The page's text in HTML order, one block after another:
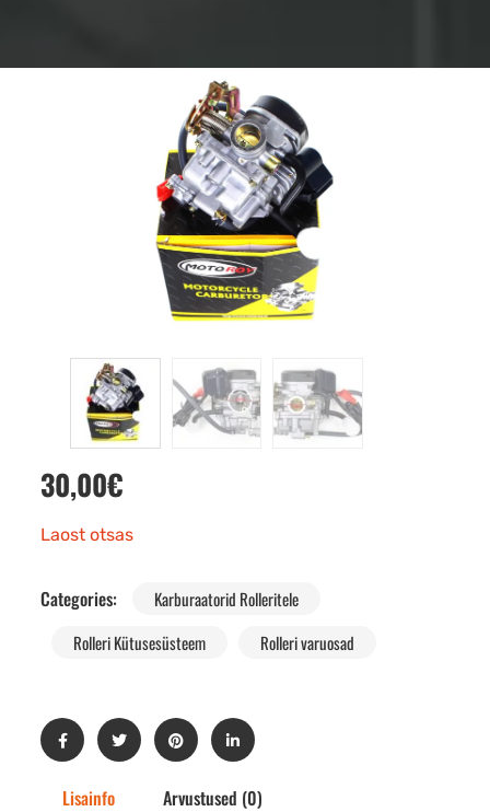
30,00€
Laost otsas
Categories:
Karburaatorid Rolleritele
Rolleri Kütusesüsteem
Rolleri varuosad
Lisainfo Arvustused (0)